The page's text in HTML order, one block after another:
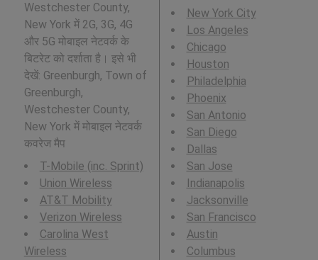
Westchester County,
New York में 2G, 3G, 4G
और 5G मोबाइल नेटवर्क के
बिटरेट को दर्शाता है। इसे भी
देखें: Greenburgh, Town of
Greenburgh,
Westchester County,
New York में मोबाइल नेटवर्क
कवरेज मैप
T-Mobile (inc. Sprint)
Union Wireless
AT&T Mobility
Verizon Wireless
Carolina West
Wireless
New York City
Los Angeles
Chicago
Houston
Philadelphia
Phoenix
San Antonio
San Diego
Dallas
San Jose
Indianapolis
Jacksonville
San Francisco
Austin
Columbus